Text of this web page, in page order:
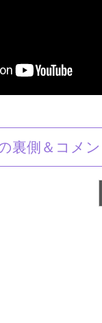
裏側＆コメ